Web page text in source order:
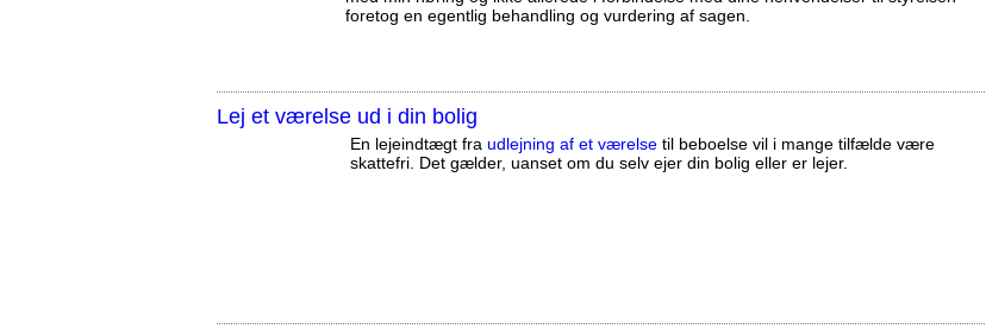
foretog en egentlig behandling og vurdering af sagen.
Lej et værelse ud i din bolig
En lejeindtægt fra udlejning af et værelse til beboelse vil i mange tilfælde være
skattefri. Det gælder, uanset om du selv ejer din bolig eller er lejer.